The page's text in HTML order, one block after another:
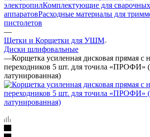
электропилКомплектующие для сварочных
аппаратовРасходные материалы для
пистолетов
—
Щетки и Корщетки для УШМ
Диски шлифовальные
—Корщетка усиленная дисковая прямая с
переходников 5 шт. для точила «ПРОФИ»
латунированная)